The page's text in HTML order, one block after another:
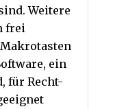
Weitere
frei
ein
für Recht-